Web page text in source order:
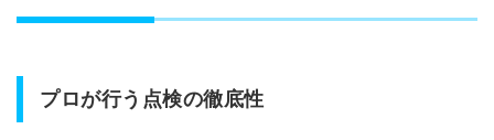
プロが行う点検の徹底性